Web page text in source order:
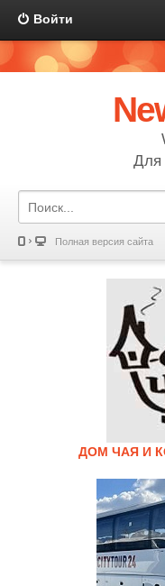
Войти
Для
Полная версия сайта
ДОМ ЧАЯ И